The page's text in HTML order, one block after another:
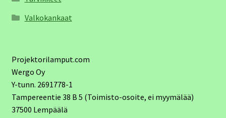
Valkokankaat
Projektorilamput.com
Wergo Oy
Y-tunn. 2691778-1
Tampereentie 38 B 5 (Toimisto-osoite, ei myymälää)
37500 Lempäälä